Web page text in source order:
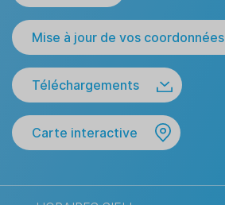
Mise à jour de vos coordonnées
Téléchargements
Carte interactive